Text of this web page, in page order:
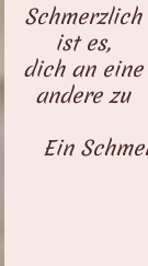
Schmerzlich
ist es,
dich an eine
andere zu
Ein